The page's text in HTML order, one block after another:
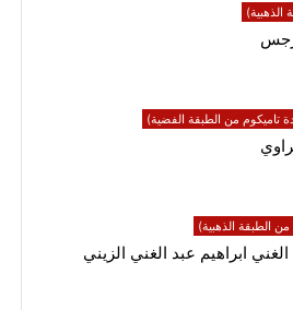
الذهبية)
تاميكوم من الطبقة الفضية)
الطبقة الذهبية)
ابراهيم عبد الغني الزيني